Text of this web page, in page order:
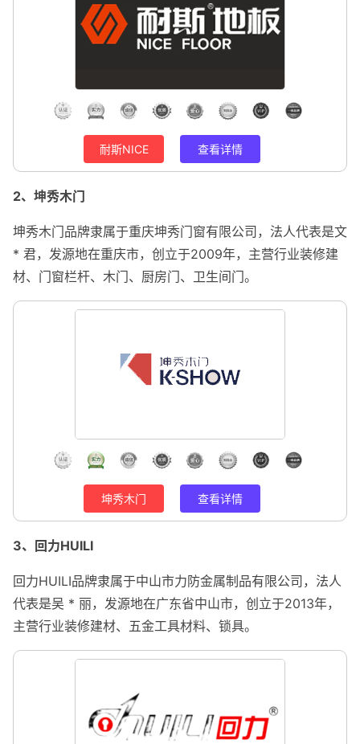
耐斯NICE 查看详情
2、坤秀木门
坤秀木门品牌隶属于重庆坤秀门窗有限公司，法人代表是文
* 君，发源地在重庆市，创立于2009年，主营行业装修建
材、门窗栏杆、木门、厨房门、卫生间门。
坤秀木门 查看详情
3、回力HUILI
回力HUILI品牌隶属于中山市力防金属制品有限公司，法人
代表是吴 * 丽，发源地在广东省中山市，创立于2013年，
主营行业装修建材、五金工具材料、锁具。